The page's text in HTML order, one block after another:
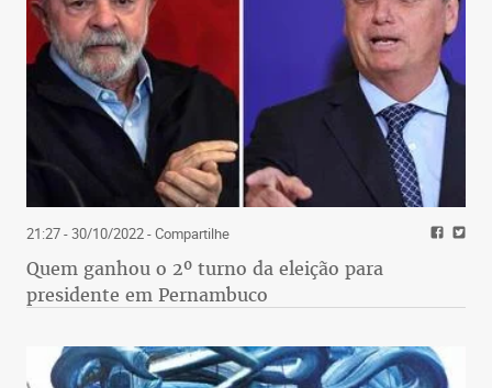
21:27 - 30/10/2022- Compartilhe
Quem ganhou o 2º turno da eleição para
presidente em Pernambuco